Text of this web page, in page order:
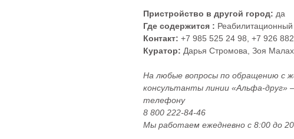
Пристройство в другой город: да
Где содержится :
Контакт: +7 985 525 24 98, +7 926
Куратор: Дарья Стромова, Зоя
На любые вопросы по обращению с
консультанты линии «Альфа-друг»
телефону
8 800 222‑84‑46
Мы работаем ежедневно с 8:00 до